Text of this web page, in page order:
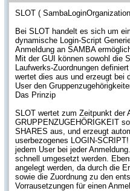
SLOT (
Bei SLOT handelt es sich um
dynamische Login-Script
Anmeldung an SAMBA
Mit der GUI können sowohl die
Laufwerks-Zuordnungen
wertet dies aus und erzeugt bei
User den
Das Prinzip
SLOT wertet zum Zeitpunkt der
GRUPPENZUGEHÖRIGKEIT
SHARES aus, und erzeugt
userbezogenes LOGIN-
jedem User bei jeder
schnell umgesetzt werden.
angelegt werden, da durch die
sowie die Zuordnung zu den
Vorrausetzungen für einen